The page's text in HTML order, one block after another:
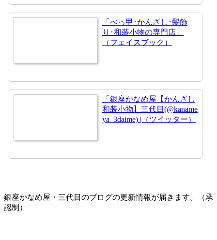
「べっ甲･かんざし･髪飾
り･和装小物の専門店」
（フェイスブック）
「銀座かなめ屋【かんざし
和装小物】三代目(@kaname
ya_3daime) |（ツイッター）
銀座かなめ屋・三代目のブログの更新情報が届きます。（承
認制）